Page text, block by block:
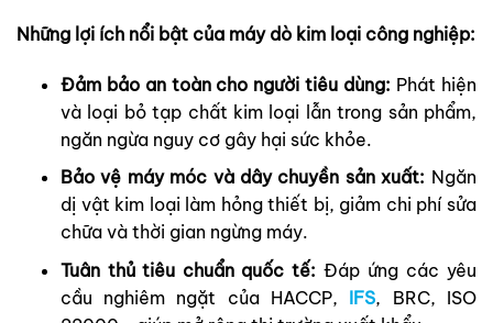
Những lợi ích nổi bật của máy dò kim loại công nghiệp:
Đảm bảo an toàn cho người tiêu dùng: Phát hiện
và loại bỏ tạp chất kim loại lẫn trong sản phẩm,
ngăn ngừa nguy cơ gây hại sức khỏe.
Bảo vệ máy móc và dây chuyền sản xuất: Ngăn
dị vật kim loại làm hỏng thiết bị, giảm chi phí sửa
chữa và thời gian ngừng máy.
Tuân thủ tiêu chuẩn quốc tế: Đáp ứng các yêu
cầu nghiêm ngặt của HACCP, IFS, BRC, ISO